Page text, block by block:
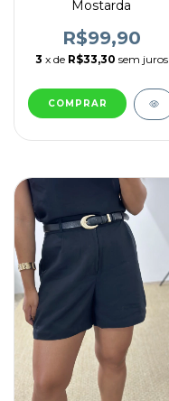
Mostarda
R$99,90
3 x de R$33,30 sem juros
COMPRAR